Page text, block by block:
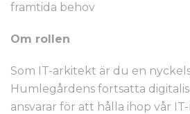
framtida behov
Om rollen
Som IT-arkitekt är du en
Humlegårdens fortsatta
ansvarar för att hålla ihop vår